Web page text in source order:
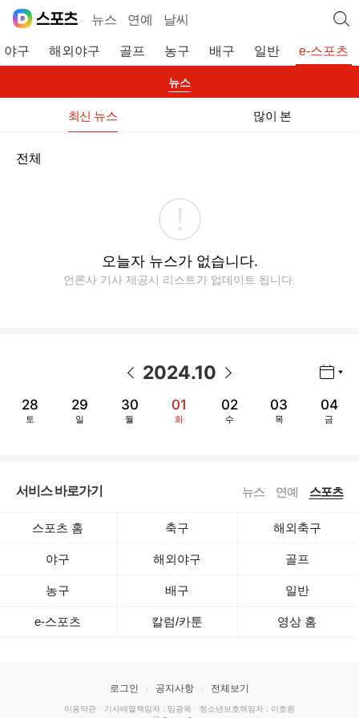
뉴스 연예 날씨
야구 해외야구 골프 농구 배구 일반 e-스포츠
뉴스
최신 뉴스 많이 본
전체
오늘자 뉴스가 없습니다.
언론사 기사 제공시 리스트가 업데이트 됩니다.
2024.10
28
토
29
일
30
월
01
화
02
수
03
목
04
금
서비스 바로가기 뉴스 연예 스포츠
스포츠 홈 축구 해외축구
야구 해외야구 골프
농구 배구 일반
e-스포츠 칼럼/카툰 영상 홈
로그인 공지사항 전체보기
이용약관 · 기사배열책임자 : 임광욱 · 청소년보호책임자 : 이호원